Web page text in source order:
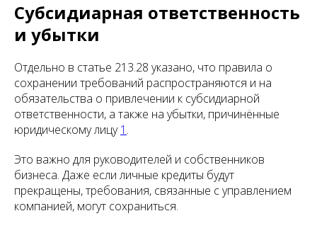
Субсидиарная ответственность
и убытки
Отдельно в статье 213.28 указано, что правила о
сохранении требований распространяются и на
обязательства о привлечении к субсидиарной
ответственности, а также на убытки, причинённые
юридическому лицу1 .
Это важно для руководителей и собственников
бизнеса. Даже если личные кредиты будут
прекращены, требования, связанные с управлением
компанией, могут сохраниться.